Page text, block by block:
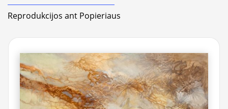
Reprodukcijos ant Popieriaus